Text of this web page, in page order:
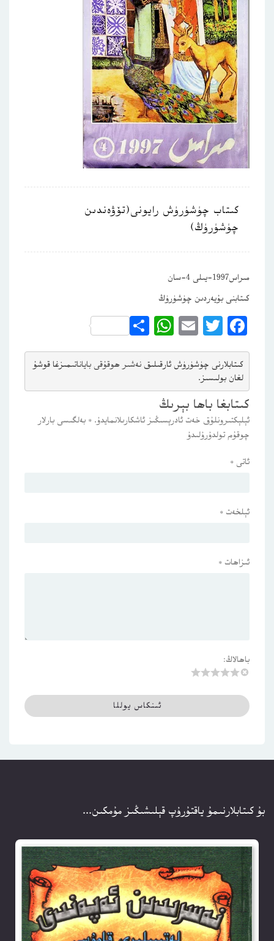
كىتاب چۈشۈرۈش رايونى(تۆۋەندىن
چۈشۈرۈڭ)
مىراس1997-يىلى 4-سان
كىتابنى بۇيەردىن چۈشۈرۈڭ
Facebook
Twitter
Email
WhatsApp
Share
كىتابلارنى چۈشۈرۈش ئارقىلىق نەشىر ھوقۇقى باياناتىمىزغا قوشۇ
لغان بولىسىز.
كىتابغا باھا بېرىڭ
ئېلېكتىرونلۇق خەت ئادرېسىڭىز ئاشكارىلانمايدۇ. * بەلگىسى بارلار
چوقۇم تولدۇرۇلىدۇ
ئاتى *
ئېلخەت *
ئىزاھات *
باھالاڭ:
بۇ كىتابلارنىمۇ ياقتۇرۇپ قېلىشىڭىز مۇمكىن...